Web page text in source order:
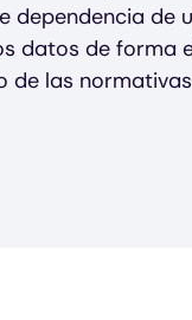
dependencia de
datos de forma
de las